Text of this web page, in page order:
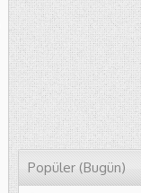
Popüler (Bugün)